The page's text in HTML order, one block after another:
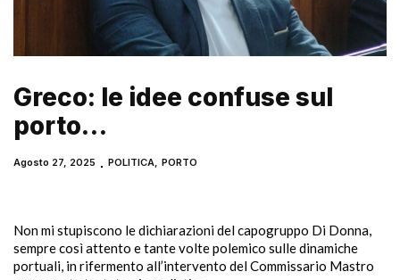
Greco: le idee confuse sul
porto…
Agosto 27, 2025 POLITICA,PORTO
Non mi stupiscono le dichiarazioni del capogruppo Di Donna,
sempre così attento e tante volte polemico sulle dinamiche
portuali, in rifermento all’intervento del Commissario Mastro